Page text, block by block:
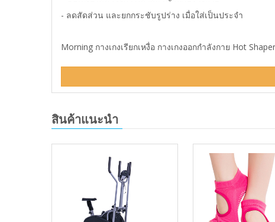
- ลดสัดส่วน และยกกระชับรูปร่าง เมื่อใส่เป็นประจำ
Morning กางเกงเรียกเหงื่อ กางเกงออกกำลังกาย Hot
สินค้าแนะนำ